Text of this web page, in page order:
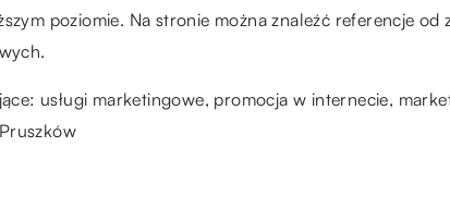
poziomie. Na stronie można znaleźć referencje
usługi marketingowe, promocja w internecie,